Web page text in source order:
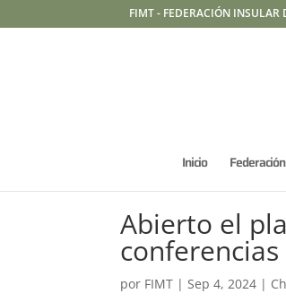
FIMT - FEDERACIÓN INSULAR
Inicio Federación
Abierto el
por FIMT |Sep 4, 2024 |